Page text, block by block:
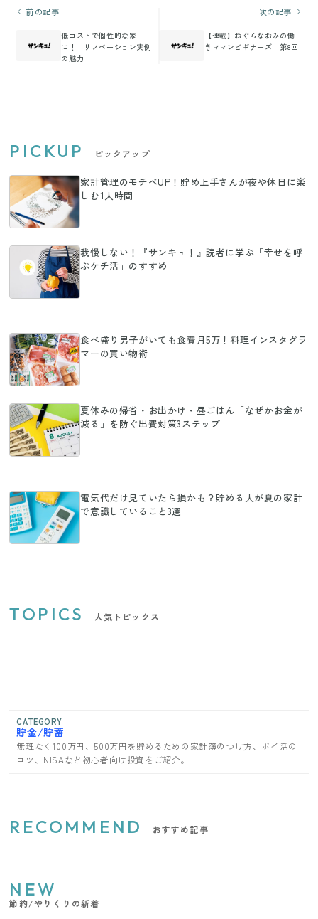
前の記事
低コストで個性的な家
に！ リノベーション実例
の魅力
次の記事
【連載】おぐらなおみの働
きママンビギナーズ 第8回
PICKUP ピックアップ
家計管理のモチベUP！貯め上手さんが夜や休日に楽
しむ1人時間
我慢しない！『サンキュ！』読者に学ぶ「幸せを呼
ぶケチ活」のすすめ
食べ盛り男子がいても食費月5万！料理インスタグラ
マーの買い物術
夏休みの帰省・お出かけ・昼ごはん「なぜかお金が
減る」を防ぐ出費対策3ステップ
電気代だけ見ていたら損かも？貯める人が夏の家計
で意識していること3選
TOPICS 人気トピックス
CATEGORY
貯金/貯蓄
無理なく100万円、500万円を貯めるための家計簿のつけ方、ポイ活の
コツ、NISAなど初心者向け投資をご紹介。
RECOMMEND おすすめ記事
NEW
節約/やりくりの新着